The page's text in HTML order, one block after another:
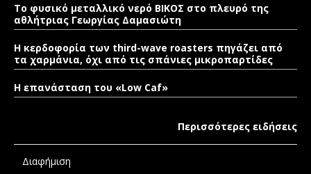
Το φυσικό μεταλλικό νερό ΒΙΚΟΣ στο πλευρό της
αθλήτριας Γεωργίας Δαμασιώτη
Η κερδοφορία των third-wave roasters πηγάζει από
τα χαρμάνια, όχι από τις σπάνιες μικροπαρτίδες
Η επανάσταση του «Low Caf»
Περισσότερες ειδήσεις
Διαφήμιση